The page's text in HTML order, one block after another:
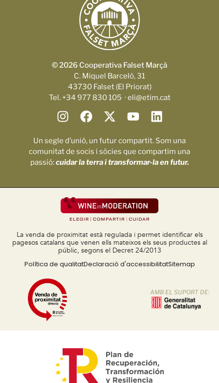
© 2026 Cooperativa Falset Marçà
C. Miquel Barceló, 31
43730 Falset (El Priorat)
Tel. +34 977 830 105 · eli@etim.cat
Un segle d’unió, un futur compartit. Som una
comunitat de socis i sòcies que compartim una
passió:cuidar la terra i transformar-la en futur.
La venda de proximitat està regulada i permet identificar els
pagesos catalans que venen ells mateixos els seus productes al
públic, segons el Decret 24/2013
Política de qualitatDeclaració d'accessibilitatSitemap
AMB EL SUPORT DE: